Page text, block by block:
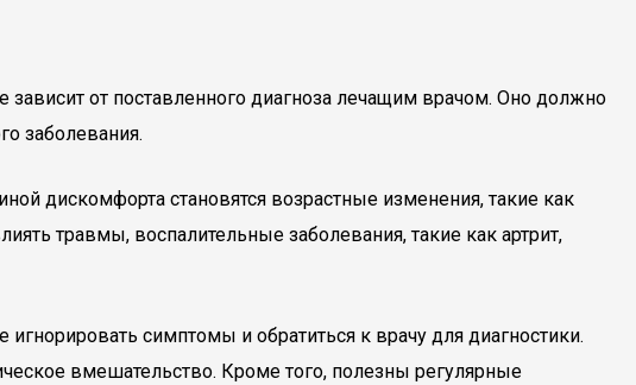
от поставленного диагноза лечащим врачом. Оно должно
заболевания.
дискомфорта становятся возрастные изменения, такие как
травмы, воспалительные заболевания, такие как артрит,
симптомы и обратиться к врачу для диагностики.
вмешательство. Кроме того, полезны регулярные